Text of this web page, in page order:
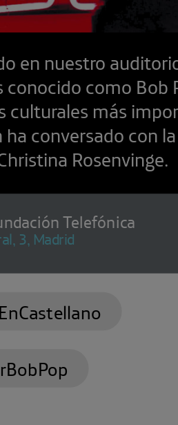
en nuestro
conocido como Bob
culturales más
ha conversado con
Rosenvinge.
Telefónica
3, Madrid